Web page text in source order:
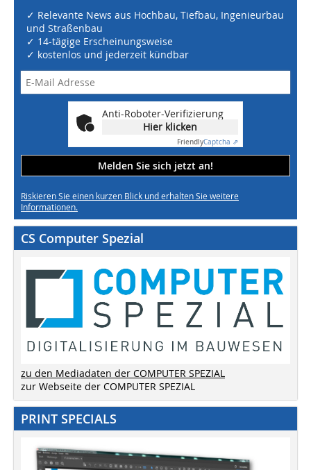
✓ Relevante News aus Hochbau, Tiefbau, Ingenieurbau
und Straßenbau
✓ 14-tägige Erscheinungsweise
✓ kostenlos und jederzeit kündbar
Anti-Roboter-Verifizierung
Hier klicken
FriendlyCaptcha ⇗
Melden Sie sich jetzt an!
Riskieren Sie einen kurzen Blick und erhalten Sie weitere
Informationen.
CS Computer Spezial
zu den Mediadaten der COMPUTER SPEZIAL
zur Webseite der COMPUTER SPEZIAL
PRINT SPECIALS